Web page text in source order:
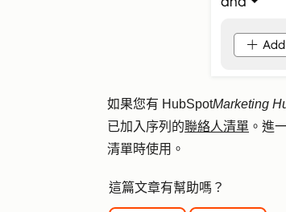
如果您有 HubSpotMarketing
已加入序列的聯絡人清單 。進
清單時使用。
這篇文章有幫助嗎？